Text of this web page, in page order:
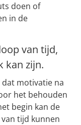
doen of
in de
van tijd,
kan zijn.
dat motivatie na
het behouden
begin kan de
tijd kunnen